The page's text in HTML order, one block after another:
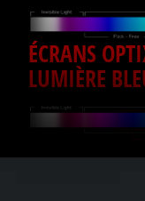
ÉCRANS
LUMIÈRE